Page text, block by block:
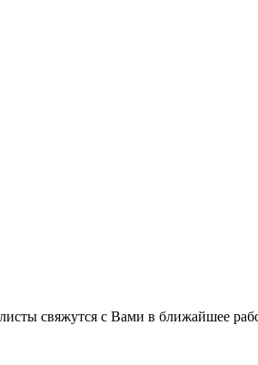
свяжутся с Вами в ближайшее